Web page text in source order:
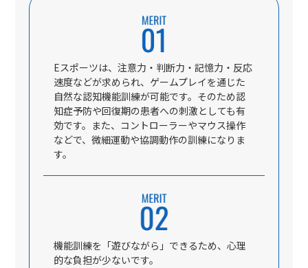
Eスポーツは、注意力・判断力・記憶力・反応
速度などが求められ、ゲームプレイを通じた
自然な認知機能訓練が可能です。そのため認
知症予防や回復期の患者への刺激としても有
効です。また、コントローラーやマウス操作
などで、微細運動や協調動作の訓練になりま
す。
機能訓練を「遊びながら」できるため、心理
的な負担が少ないです。